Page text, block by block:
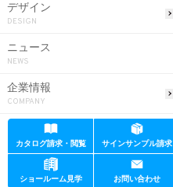
デザイン
DESIGN
ニュース
NEWS
企業情報
COMPANY
カタログ請求・閲覧 サインサンプル請求
ショールーム見学 お問い合わせ